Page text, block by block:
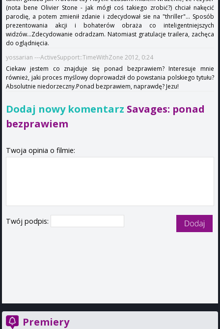
(nota bene Olivier Stone - jak mógł coś takiego zrobić?) chciał nakęcić
parodię, a potem zmienił zdanie i zdecydował sie na "thriller"... Sposób
prezentowania akcji i bohaterów obraża co inteligentniejszych
widzów...Zdecydowanie odradzam. Natomiast gratulacje trailera, zachęca
do oglądnięcia.
yossarian ---ActiveSupport::TimeWithZone 2012, 0:24
Ciekaw jestem co znajduje się ponad bezprawiem? Interesuje mnie
również, jaki proces myślowy doprowadził do powstania polskiego tytułu?
Absolutnie niedorzeczny.Ponad bezprawiem, naprawdę? Jezu!
Dodaj nowy komentarz Savages: ponad
bezprawiem
Twoja opinia o filmie:
Twój podpis:
Premiery